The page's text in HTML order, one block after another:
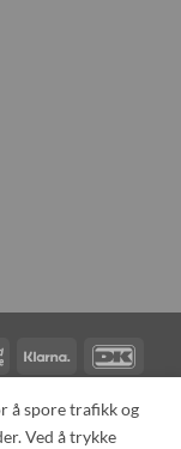
MasterCard
2
Klarna
OM OSS
å spore trafikk og
Ved å trykke